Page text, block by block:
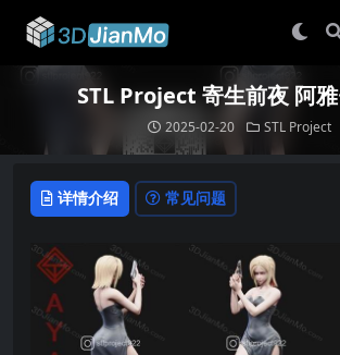
STL Project 寄生前夜 阿雅
2025-02-20 STL Project
详情介绍 常见问题